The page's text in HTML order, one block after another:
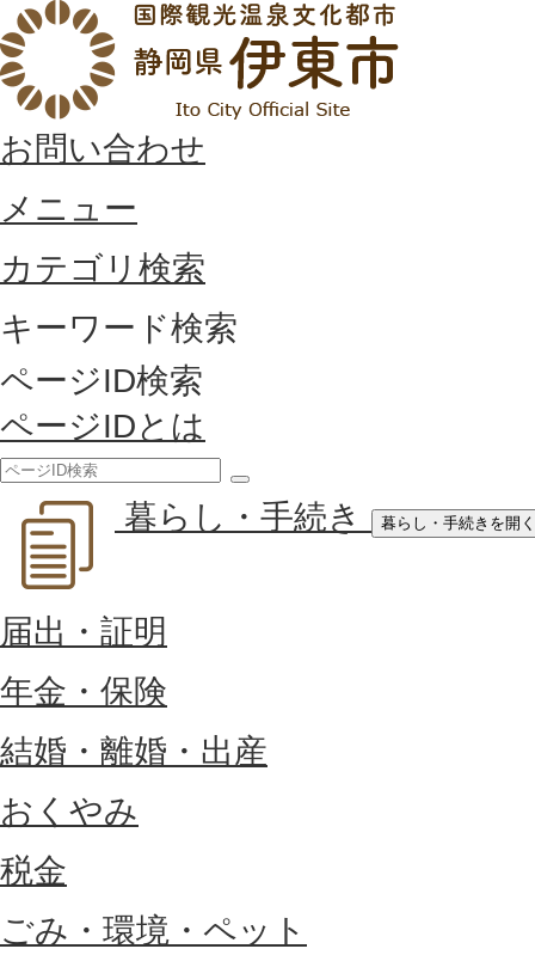
お問い合わせ
メニュー
カテゴリ検索
キーワード検索
ページID検索
ページIDとは
索
暮らし・手続き 暮らし・手続きを開く
届出・証明
年金・保険
結婚・離婚・出産
おくやみ
税金
ごみ・環境・ペット